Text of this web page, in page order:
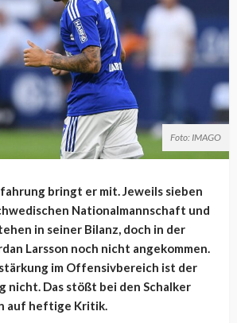
Foto: IMAGO
bringt er mit. Jeweils sieben
Nationalmannschaft und
in seiner Bilanz, doch in der
Larsson noch nicht angekommen.
im Offensivbereich ist der
nicht. Das stößt bei den Schalker
auf heftige Kritik.